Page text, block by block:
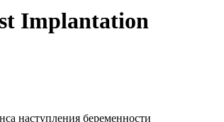
Implantation
наступления беременности